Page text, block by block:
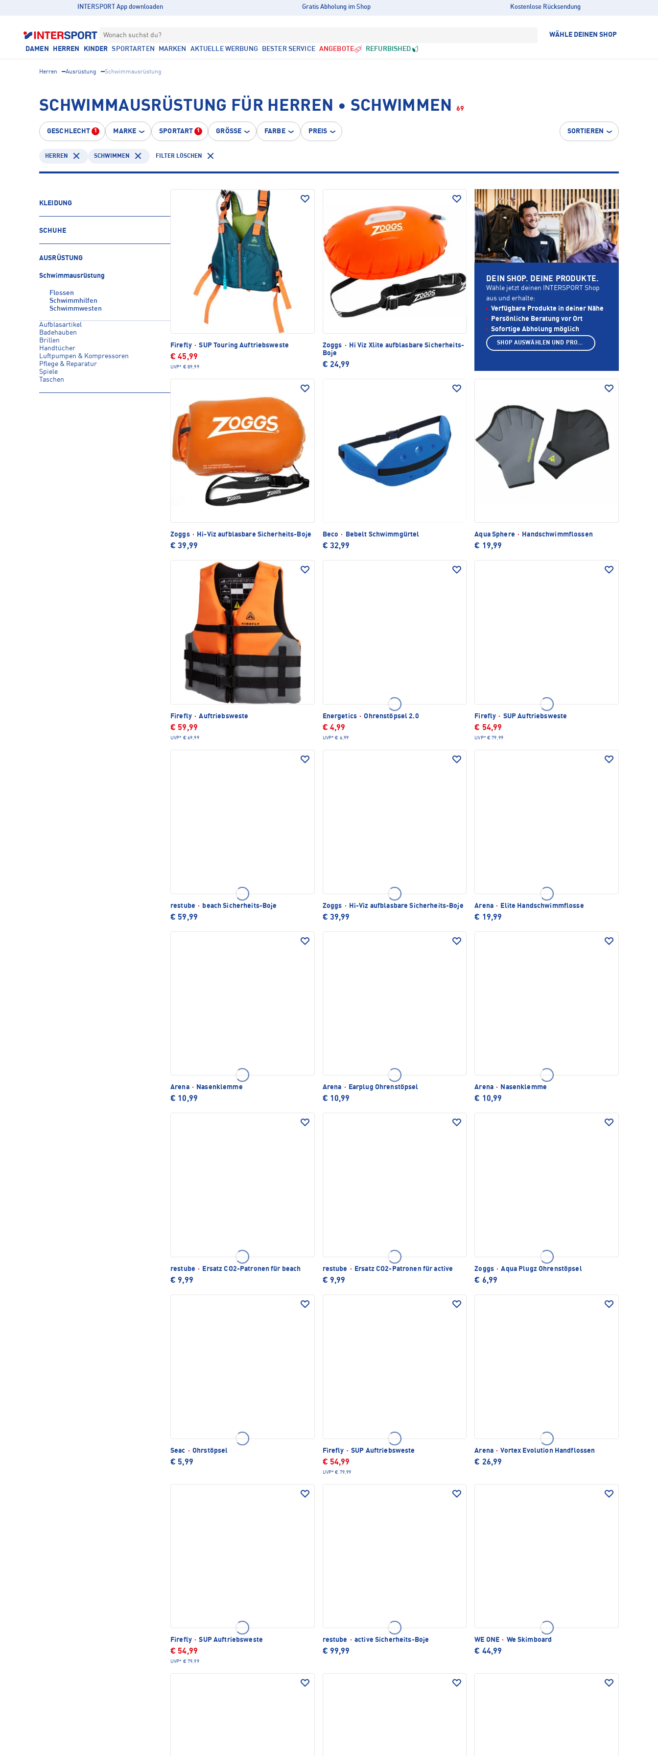
INTERSPORT App downloaden Gratis Abholung im Shop Kostenlose Rücksendung
Wonach suchst du? WÄHLE DEINEN SHOP
DAMEN HERREN KINDER SPORTARTEN MARKEN AKTUELLE WERBUNG BESTER SERVICE ANGEBOTE REFURBISHED
Herren Ausrüstung Schwimmausrüstung
SCHWIMMAUSRÜSTUNG FÜR HERREN • SCHWIMMEN 69
GESCHLECHT 1 MARKE SPORTART 1 GRÖSSE FARBE PREIS SORTIEREN
HERREN SCHWIMMEN FILTER LÖSCHEN
KLEIDUNG
SCHUHE
AUSRÜSTUNG
Schwimmausrüstung
Flossen
Schwimmhilfen
Schwimmwesten
Aufblasartikel
Badehauben
Brillen
Handtücher
Luftpumpen & Kompressoren
Pflege & Reparatur
Spiele
Taschen
Firefly · SUP Touring Auftriebsweste
€ 45,99
UVP* € 89,99
Zoggs ·
Hi Viz Xlite aufblasbare Sicherheits-
Boje
€ 24,99
Zoggs · Hi-Viz aufblasbare Sicherheits-Boje
€ 39,99
Beco · Bebelt Schwimmgürtel
€ 32,99
Aqua Sphere · Handschwimmflossen
€ 19,99
Firefly · Auftriebsweste
€ 59,99
UVP* € 69,99
Energetics · Ohrenstöpsel 2.0
€ 4,99
UVP* € 6,99
Firefly · SUP Auftriebsweste
€ 54,99
UVP* € 79,99
restube · beach Sicherheits-Boje
€ 59,99
Zoggs · Hi-Viz aufblasbare Sicherheits-Boje
€ 39,99
Arena · Elite Handschwimmflosse
€ 19,99
Arena · Nasenklemme
€ 10,99
Arena · Earplug Ohrenstöpsel
€ 10,99
Arena · Nasenklemme
€ 10,99
restube · Ersatz CO2-Patronen für beach
€ 9,99
restube · Ersatz CO2-Patronen für active
€ 9,99
Zoggs · Aqua Plugz Ohrenstöpsel
€ 6,99
Seac · Ohrstöpsel
€ 5,99
Firefly · SUP Auftriebsweste
€ 54,99
UVP* € 79,99
Arena · Vortex Evolution Handflossen
€ 26,99
Firefly · SUP Auftriebsweste
€ 54,99
UVP* € 79,99
restube · active Sicherheits-Boje
€ 99,99
WE ONE · We Skimboard
€ 44,99
DEIN SHOP. DEINE PRODUKTE.
Wähle jetzt deinen INTERSPORT Shop
aus und erhalte:
Verfügbare Produkte in deiner Nähe
Persönliche Beratung vor Ort
Sofortige Abholung möglich
SHOP AUSWÄHLEN UND PRODUKTE ANZEIGEN